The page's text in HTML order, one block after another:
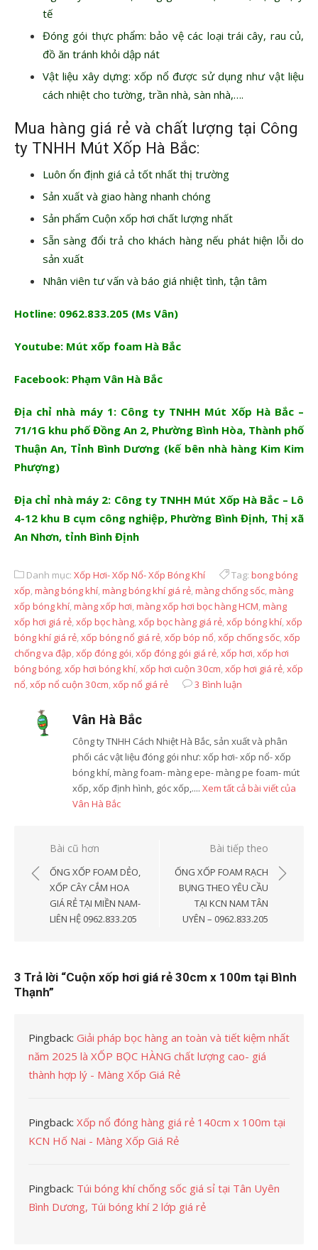
tế
Đóng gói thực phẩm: bảo vệ các loại trái cây, rau củ,
đồ ăn tránh khỏi dập nát
Vật liệu xây dựng: xốp nổ được sử dụng như vật liệu
cách nhiệt cho tường, trần nhà, sàn nhà,….
Mua hàng giá rẻ và chất lượng tại Công
ty TNHH Mút Xốp Hà Bắc:
Luôn ổn định giá cả tốt nhất thị trường
Sản xuất và giao hàng nhanh chóng
Sản phẩm Cuộn xốp hơi chất lượng nhất
Sẵn sàng đổi trả cho khách hàng nếu phát hiện lỗi do
sản xuất
Nhân viên tư vấn và báo giá nhiệt tình, tận tâm
Hotline: 0962.833.205 (Ms Vân)
Youtube: Mút xốp foam Hà Bắc
Facebook: Phạm Vân Hà Bắc
Địa chỉ nhà máy 1: Công ty TNHH Mút Xốp Hà Bắc –
71/1G khu phố Đồng An 2, Phường Bình Hòa, Thành phố
Thuận An, Tỉnh Bình Dương (kế bên nhà hàng Kim Kim
Phượng)
Địa chỉ nhà máy 2: Công ty TNHH Mút Xốp Hà Bắc – Lô
4-12 khu B cụm công nghiệp, Phường Bình Định, Thị xã
An Nhơn, tỉnh Bình Định
Danh mục: Xốp Hơi- Xốp Nổ- Xốp Bóng Khí Tag: bong bóng
xốp,màng bóng khí,màng bóng khí giá rẻ,màng chống sốc,màng
xốp bóng khí,màng xốp hơi,màng xốp hơi bọc hàng HCM,màng
xốp hơi giá rẻ,xốp bọc hàng,xốp bọc hàng giá rẻ,xốp bóng khí,xốp
bóng khí giá rẻ,xốp bóng nổ giá rẻ,xốp bóp nổ,xốp chống sốc,xốp
chống va đập,xốp đóng gói,xốp đóng gói giá rẻ,xốp hơi,xốp hơi
bóng bóng,xốp hơi bóng khí,xốp hơi cuộn 30cm,xốp hơi giá rẻ,xốp
nổ,xốp nổ cuộn 30cm,xốp nổ giá rẻ 3 Bình luận
Vân Hà Bắc
Công ty TNHH Cách Nhiệt Hà Bắc, sản xuất và phân
phối các vật liệu đóng gói như: xốp hơi- xốp nổ- xốp
bóng khí, màng foam- màng epe- màng pe foam- mút
xốp, xốp định hình, góc xốp,.... Xem tất cả bài viết của
Vân Hà Bắc
Điều
hướng
viết
Bài cũ hơn
ỐNG XỐP FOAM DẺO,
XỐP CÂY CẮM HOA
GIÁ RẺ TẠI MIỀN NAM-
LIÊN HỆ 0962.833.205
Bài tiếp theo
ỐNG XỐP FOAM RẠCH
BỤNG THEO YÊU CẦU
TẠI KCN NAM TÂN
UYÊN – 0962.833.205
3 Trả lời “Cuộn xốp hơi giá rẻ 30cm x 100m tại Bình
Thạnh”
Pingback: Giải pháp bọc hàng an toàn và tiết kiệm nhất
năm 2025 là XỐP BỌC HÀNG chất lượng cao- giá
thành hợp lý - Màng Xốp Giá Rẻ
Pingback: Xốp nổ đóng hàng giá rẻ 140cm x 100m tại
KCN Hố Nai - Màng Xốp Giá Rẻ
Pingback: Túi bóng khí chống sốc giá sỉ tại Tân Uyên
Bình Dương, Túi bóng khí 2 lớp giá rẻ